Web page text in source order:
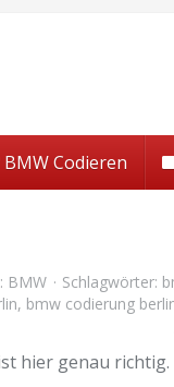
BMW Codieren
BMW Schlagwörter:
, bmw codierung
hier genau